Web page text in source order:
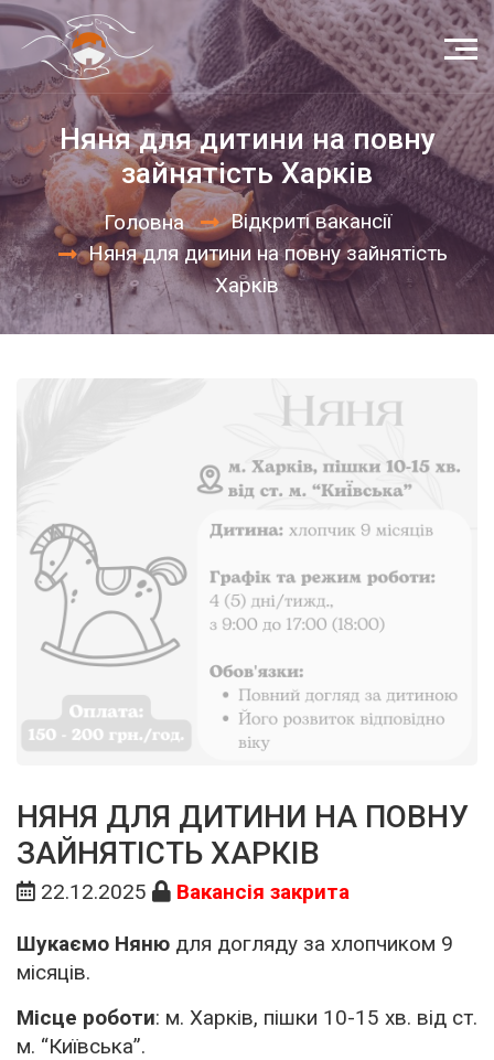
Няня для дитини на повну
зайнятість Харків
Головна
Відкриті вакансії
Няня для дитини на повну зайнятість
Харків
НЯНЯ ДЛЯ ДИТИНИ НА ПОВНУ
ЗАЙНЯТІСТЬ ХАРКІВ
22.12.2025 Вакансія закрита
Шукаємо Няню для догляду за хлопчиком 9
місяців.
Місце роботи: м. Харків, пішки 10-15 хв. від ст.
м. “Київська”.